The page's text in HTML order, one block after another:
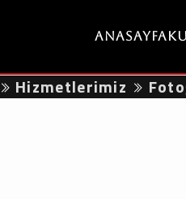
Anasayfa
Hizmetlerimiz